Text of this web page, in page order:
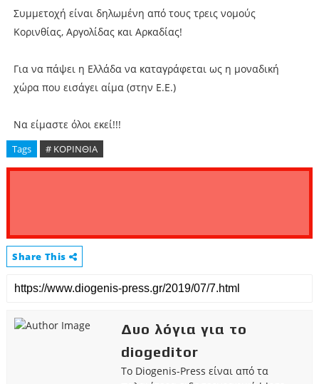
Συμμετοχή είναι δηλωμένη από τους τρεις νομούς
Κορινθίας, Αργολίδας και Αρκαδίας!
Για να πάψει η Ελλάδα να καταγράφεται ως η μοναδική
χώρα που εισάγει αίμα (στην Ε.Ε.)
Να είμαστε όλοι εκεί!!!
Tags # ΚΟΡΙΝΘΙΑ
Share This
Δυο λόγια για το
diogeditor
Το Diogenis-Press είναι από τα